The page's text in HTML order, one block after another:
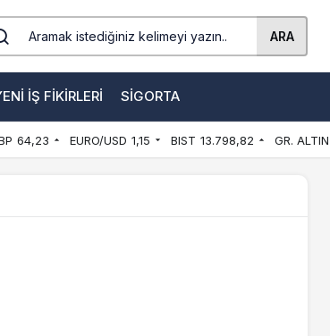
ARA
İŞ FIKIRLERI SIGORTA
64,23 EURO/USD 1,15 BIST 13.798,82 GR. ALTIN